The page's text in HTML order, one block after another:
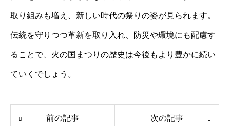
取り組みも増え、新しい時代の祭りの姿が見られます。
伝統を守りつつ革新を取り入れ、防災や環境にも配慮す
ることで、火の国まつりの歴史は今後もより豊かに続い
ていくでしょう。
前の記事 次の記事